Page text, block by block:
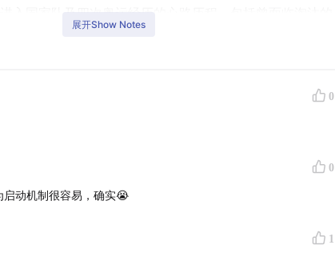
他如何通过自律与冥想提升执行力，并讲述挑战自我带来
哲学与偶像的影响，受曾国藩启发，用写日记来管理生
机制比意志更关键，通过提前准备可克服惰性，实现高效
动门槛，让好习惯易于坚持、坏习惯难以启动。分享了记
展开Show Notes
0
0
启动机制很容易，确实😭
1